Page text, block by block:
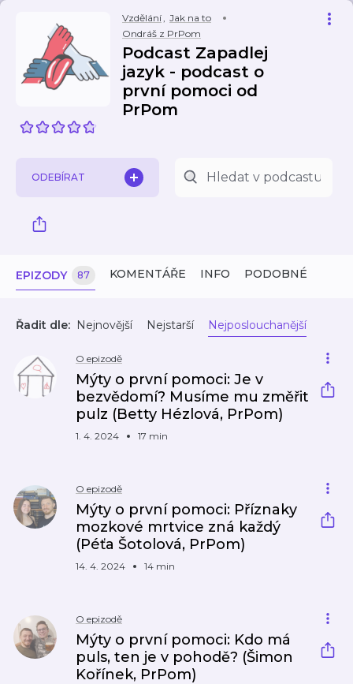
Vzdělání, Jak na to
Ondráš z PrPom
Podcast Zapadlej
jazyk - podcast o
první pomoci od
PrPom
ODEBÍRAT
EPIZODY 87 KOMENTÁŘE INFO PODOBNÉ
Řadit dle: Nejnovější Nejstarší Nejposlouchanější
O epizodě
Mýty o první pomoci: Je v
bezvědomí? Musíme mu změřit
pulz (Betty Hézlová, PrPom)
1. 4. 2024 17 min
O epizodě
Mýty o první pomoci: Příznaky
mozkové mrtvice zná každý
(Péťa Šotolová, PrPom)
14. 4. 2024 14 min
O epizodě
Mýty o první pomoci: Kdo má
puls, ten je v pohodě? (Šimon
Kořínek, PrPom)